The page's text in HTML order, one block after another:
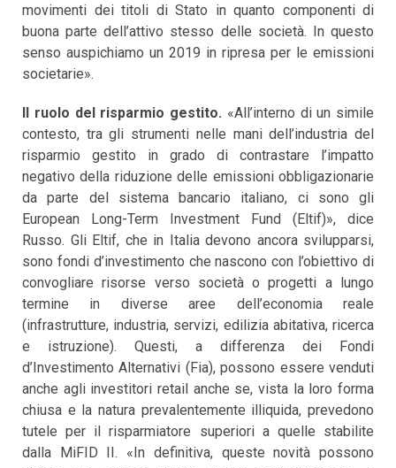
movimenti dei titoli di Stato in quanto componenti di
buona parte dell’attivo stesso delle società. In questo
senso auspichiamo un 2019 in ripresa per le emissioni
societarie».
Il ruolo del risparmio gestito. «All’interno di un simile
contesto, tra gli strumenti nelle mani dell’industria del
risparmio gestito in grado di contrastare l’impatto
negativo della riduzione delle emissioni obbligazionarie
da parte del sistema bancario italiano, ci sono gli
European Long-Term Investment Fund (Eltif)», dice
Russo. Gli Eltif, che in Italia devono ancora svilupparsi,
sono fondi d’investimento che nascono con l’obiettivo di
convogliare risorse verso società o progetti a lungo
termine in diverse aree dell’economia reale
(infrastrutture, industria, servizi, edilizia abitativa, ricerca
e istruzione). Questi, a differenza dei Fondi
d’Investimento Alternativi (Fia), possono essere venduti
anche agli investitori retail anche se, vista la loro forma
chiusa e la natura prevalentemente illiquida, prevedono
tutele per il risparmiatore superiori a quelle stabilite
dalla MiFID II. «In definitiva, queste novità possono